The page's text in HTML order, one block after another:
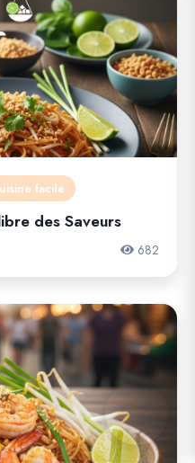
facile
des Saveurs
682